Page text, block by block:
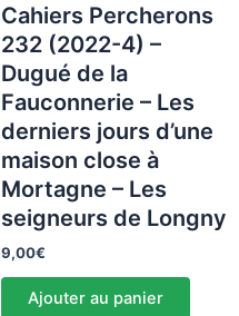
Cahiers Percherons
232 (2022-4) –
Dugué de la
Fauconnerie – Les
derniers jours d’une
maison close à
Mortagne – Les
seigneurs de Longny
9,00€
Ajouter au panier